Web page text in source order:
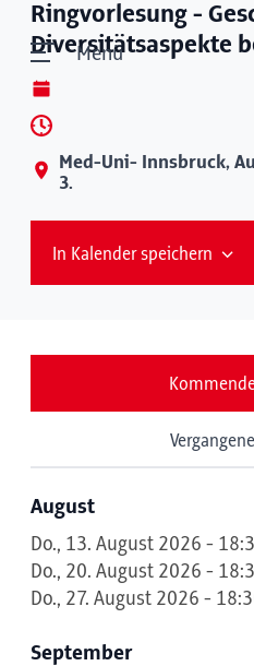
Menü
Ringvorlesung -
Diversitätsaspekte
Med-Uni- Innsbruck,
3.
In Kalender speichern
August
Do., 13. August 2026 -
Do., 20. August 2026 -
Do., 27. August 2026 -
September